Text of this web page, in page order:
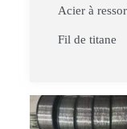
Acier à
Fil de titane